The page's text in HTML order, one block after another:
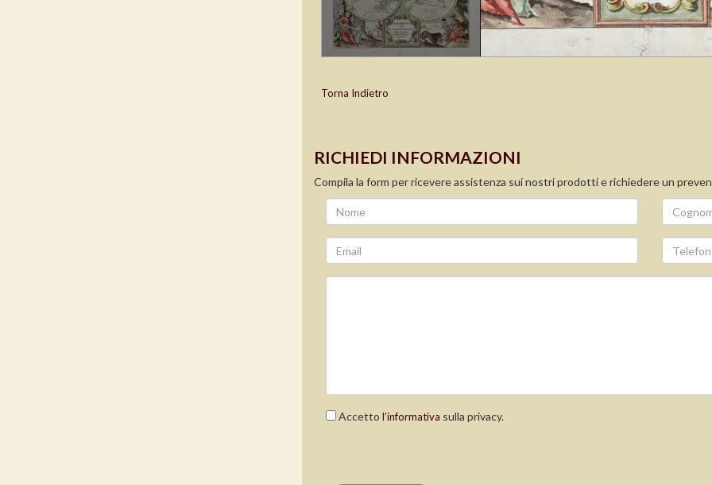
Torna Indietro
RICHIEDI INFORMAZIONI
Compila la form per ricevere assistenza sui nostri prodotti e richiedere un
Accetto l’informativa sulla privacy.